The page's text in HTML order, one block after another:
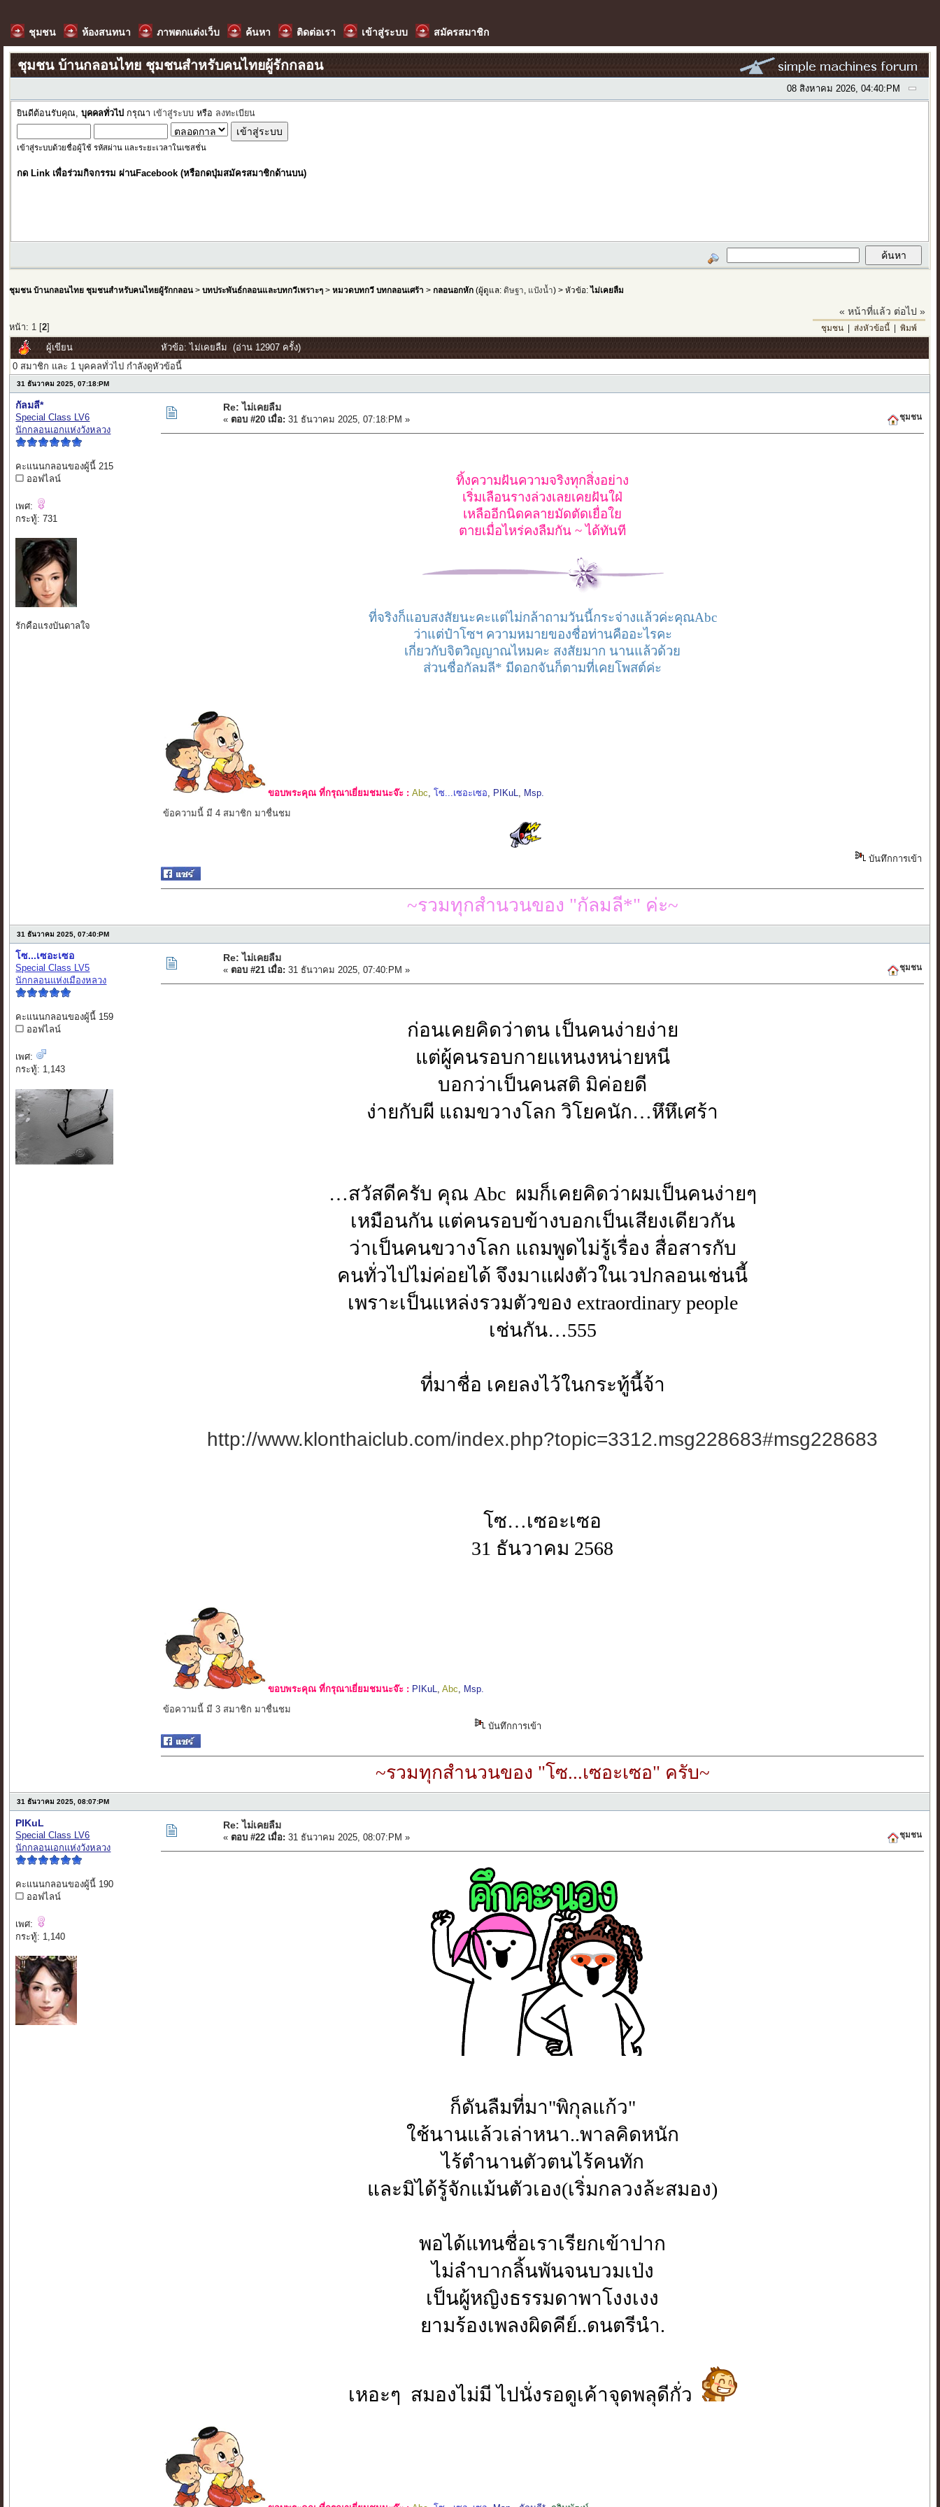
ชุมชน ห้องสนทนา ภาพตกแต่งเว็บ ค้นหา ติดต่อเรา เข้าสู่ระบบ สมัครสมาชิก
ชุมชน บ้านกลอนไทย ชุมชนสำหรับคนไทยผู้รักกลอน
08 สิงหาคม 2026, 04:40:PM
ยินดีต้อนรับคุณ,บุคคลทั่วไป กรุณา เข้าสู่ระบบ หรือ ลงทะเบียน
เข้าสู่ระบบด้วยชื่อผู้ใช้ รหัสผ่าน และระยะเวลาในเซสชั่น
กด Link เพื่อร่วมกิจกรรม ผ่านFacebook (หรือกดปุ่มสมัครสมาชิกด้านบน)
ชุมชน บ้านกลอนไทย ชุมชนสำหรับคนไทยผู้รักกลอน >บทประพันธ์กลอนและบทกวีเพราะๆ >หมวดบทกวี บทกลอนเศร้า >กลอนอกหัก (ผู้ดูแล:ดิษฐา แป้งน้ำ) > หัวข้อ:ไม่เคยลืม
หน้า: 1 [2
« หน้าที่แล้ว ต่อไป »
ชุมชน| ส่งหัวข้อนี้| พิมพ์
ผู้เขียน
หัวข้อ: ไม่เคยลืม (อ่าน 12907 ครั้ง)
0 สมาชิก และ 1 บุคคลทั่วไป กำลังดูหัวข้อนี้
31 ธันวาคม 2025, 07:18:PM
กัลมลี*
Special Class LV6
นักกลอนเอกแห่งวังหลวง
คะแนนกลอนของผู้นี้ 215
ออฟไลน์
เพศ:
กระทู้: 731
รักคือแรงบันดาลใจ
Re: ไม่เคยลืม
« ตอบ #20 เมื่อ: 31 ธันวาคม 2025, 07:18:PM » ชุมชน
ทิ้งความฝันความจริงทุกสิ่งอย่าง
เริ่มเลือนรางล่วงเลยเคยฝันใฝ่
เหลืออีกนิดคลายมัดตัดเยื่อใย
ตายเมื่อไหร่คงลืมกัน ~ ได้ทันที
ที่จริงก็แอบสงสัยนะคะแต่ไม่กล้าถามวันนี้กระจ่างแล้วค่ะคุณAbc
ว่าแต่ป๋าโซฯ ความหมายของชื่อท่านคืออะไรคะ
เกี่ยวกับจิตวิญญาณไหมคะ สงสัยมาก นานแล้วด้วย
ส่วนชื่อกัลมลี* มีดอกจันก็ตามที่เคยโพสต์ค่ะ
ขอบพระคุณ ที่กรุณาเยี่ยมชมนะจ๊ะ : Abc,โซ...เซอะเซอ, PIKuL, Msp.
ข้อความนี้ มี 4 สมาชิก มาชื่นชม
บันทึกการเข้า
~รวมทุกสำนวนของ "กัลมลี*" ค่ะ~
31 ธันวาคม 2025, 07:40:PM
โซ...เซอะเซอ
Special Class LV5
นักกลอนแห่งเมืองหลวง
คะแนนกลอนของผู้นี้ 159
ออฟไลน์
เพศ:
กระทู้: 1,143
Re: ไม่เคยลืม
« ตอบ #21 เมื่อ: 31 ธันวาคม 2025, 07:40:PM » ชุมชน
ก่อนเคยคิดว่าตน เป็นคนง่ายง่าย
แต่ผู้คนรอบกายแหนงหน่ายหนี
บอกว่าเป็นคนสติ มิค่อยดี
ง่ายกับผี แถมขวางโลก วิโยคนัก…หึหึเศร้า
…สวัสดีครับ คุณ Abc ผมก็เคยคิดว่าผมเป็นคนง่ายๆ
เหมือนกัน แต่คนรอบข้างบอกเป็นเสียงเดียวกัน
ว่าเป็นคนขวางโลก แถมพูดไม่รู้เรื่อง สื่อสารกับ
คนทั่วไปไม่ค่อยได้ จึงมาแฝงตัวในเวปกลอนเช่นนี้
เพราะเป็นแหล่งรวมตัวของ extraordinary people
เช่นกัน…555
ที่มาชื่อ เคยลงไว้ในกระทู้นี้จ้า
http://www.klonthaiclub.com/index.php?topic=3312.msg228683#msg228683
โซ…เซอะเซอ
31 ธันวาคม 2568
ขอบพระคุณ ที่กรุณาเยี่ยมชมนะจ๊ะ : PIKuL,Abc, Msp.
ข้อความนี้ มี 3 สมาชิก มาชื่นชม
บันทึกการเข้า
~รวมทุกสำนวนของ "โซ...เซอะเซอ" ครับ~
31 ธันวาคม 2025, 08:07:PM
PIKuL
Special Class LV6
นักกลอนเอกแห่งวังหลวง
คะแนนกลอนของผู้นี้ 190
ออฟไลน์
เพศ:
กระทู้: 1,140
Re: ไม่เคยลืม
« ตอบ #22 เมื่อ: 31 ธันวาคม 2025, 08:07:PM » ชุมชน
ก็ดันลืมที่มา"พิกุลแก้ว"
ใช้นานแล้วเล่าหนา..พาลคิดหนัก
ไร้ตำนานตัวตนไร้คนทัก
และมิได้รู้จักแม้นตัวเอง(เริ่มกลวงล้ะสมอง)
พอได้แทนชื่อเราเรียกเข้าปาก
ไม่ลำบากลิ้นพันจนบวมเป่ง
เป็นผู้หญิงธรรมดาพาโงงเงง
ยามร้องเพลงผิดคีย์..ดนตรีนำ.
เหอะๆ สมองไม่มี ไปนั่งรอดูเค้าจุดพลุดีกั่ว